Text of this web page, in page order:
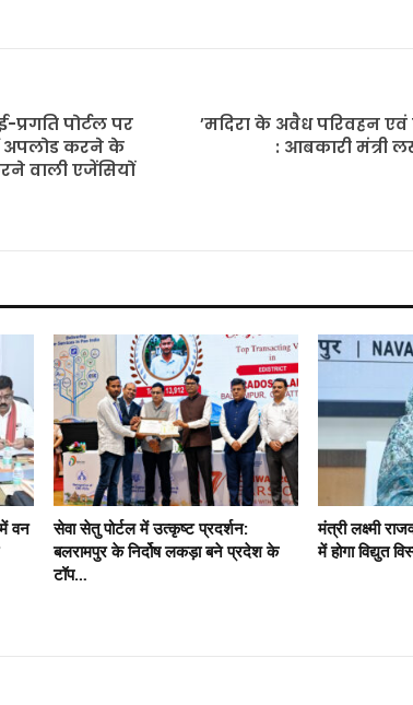
पोर्टल पर
अपलोड करने के
वाली एजेंसियों
’मदिरा के अवैध परिवहन एवं
: आबकारी मंत्री
वन
सेवा सेतु पोर्टल में उत्कृष्ट प्रदर्शन:
बलरामपुर के निर्दोष लकड़ा बने प्रदेश के
टॉप…
मंत्री लक्ष्मी
में होगा विद्युत